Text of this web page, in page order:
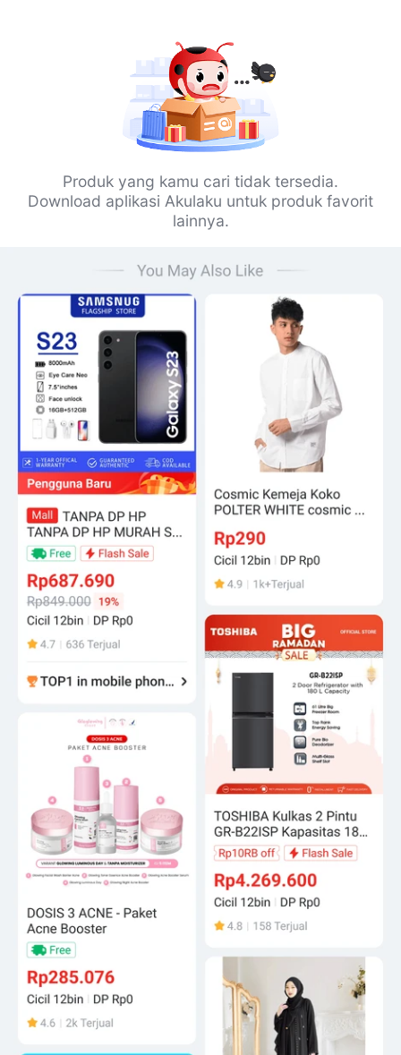
Produk yang kamu cari tidak tersedia.
Download aplikasi Akulaku untuk produk favorit
lainnya.